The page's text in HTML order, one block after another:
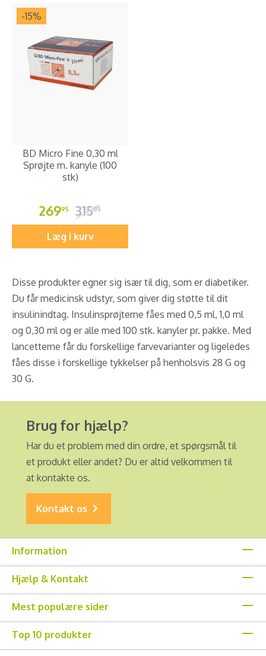
-15%
BD Micro Fine 0,30 ml
Sprøjte m. kanyle (100
stk)
26995 31585
Læg i kurv
Disse produkter egner sig især til dig, som er diabetiker.
Du får medicinsk udstyr, som giver dig støtte til dit
insulinindtag. Insulinsprøjterne fåes med 0,5 ml, 1,0 ml
og 0,30 ml og er alle med 100 stk. kanyler pr. pakke. Med
lancetterne får du forskellige farvevarianter og ligeledes
fåes disse i forskellige tykkelser på henholsvis 28 G og
30 G.
Brug for hjælp?
Har du et problem med din ordre, et spørgsmål til
et produkt eller andet? Du er altid velkommen til
at kontakte os.
Kontakt os
Information
Hjælp & Kontakt
Mest populære sider
Top 10 produkter